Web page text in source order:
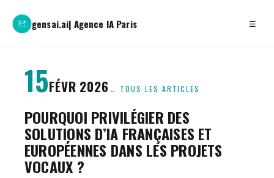
gensai.ai| Agence IA Paris ☰
15FÉVR 2026 ← TOUS LES ARTICLES
POURQUOI PRIVILÉGIER DES
SOLUTIONS D’IA FRANÇAISES ET
EUROPÉENNES DANS LES PROJETS
VOCAUX ?